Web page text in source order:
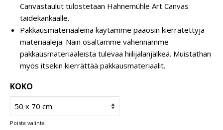
Canvastaulut tulostetaan Hahnemühle Art Canvas
taidekankaalle.
Pakkausmateriaaleina käytämme pääosin kierrätettyjä
materiaaleja. Näin osaltamme vähennämme
pakkausmateriaaleista tulevaa hiilijalanjälkeä. Muistathan
myös itsekin kierrättää pakkausmateriaalit.
KOKO
Poista valinta